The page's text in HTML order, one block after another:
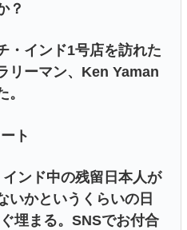
？
・インド1号店を訪れた
リーマン、Ken Yaman
ト
インド中の残留日本人が
いかというくらいの日
埋まる。SNSでお付合